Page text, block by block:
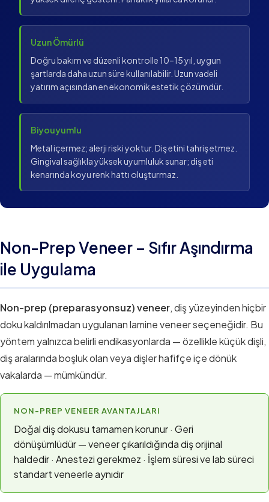
Uzun Ömürlü
Doğru bakım ve düzenli kontrolle 10–15 yıl, uygun
şartlarda daha uzun süre kullanılabilir. Uzun vadeli
yatırım açısından en ekonomik estetik çözümdür.
Biyouyumlu
Metal içermez; alerji riski yoktur. Diş etini tahriş etmez.
Gingival sağlıkla yüksek uyumluluk sunar; diş eti
kenarında koyu renk hattı oluşturmaz.
Non-Prep Veneer – Sıfır Aşındırma
ile Uygulama
Non-prep (preparasyonsuz) veneer, diş yüzeyinden hiçbir
doku kaldırılmadan uygulanan lamine veneer seçeneğidir. Bu
yöntem yalnızca belirli endikasyonlarda — özellikle küçük dişli,
diş aralarında boşluk olan veya dişler hafifçe içe dönük
vakalarda — mümkündür.
NON-PREP VENEER AVANTAJLARI
Doğal diş dokusu tamamen korunur · Geri
dönüşümlüdür — veneer çıkarıldığında diş orijinal
haldedir · Anestezi gerekmez · İşlem süresi ve lab süreci
standart veneerle aynıdır